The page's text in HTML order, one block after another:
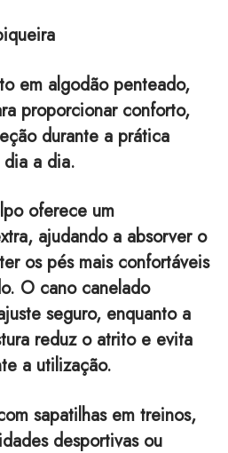
em algodão penteado,
proporcionar conforto,
durante a prática
a dia.
oferece um
ajudando a absorver o
os pés mais confortáveis
O cano canelado
seguro, enquanto a
reduz o atrito e evita
a utilização.
sapatilhas em treinos,
desportivas ou